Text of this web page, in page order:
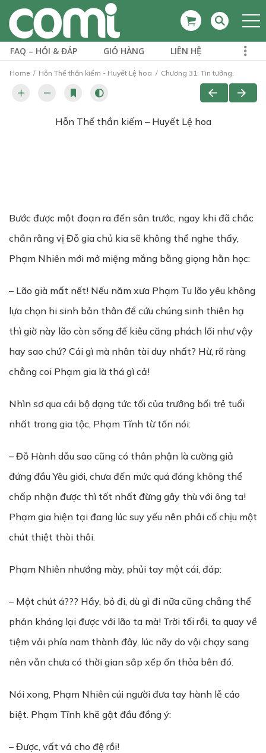
FAQ – HỎI & ĐÁP GIỎ HÀNG LIÊN HỆ
Home Hỗn Thế thần kiếm - Huyết Lệ hoa Chương 31: Tin tưởng.
Hỗn Thế thần kiếm – Huyết Lệ hoa
Bước được một đoạn ra đến sân trước, ngay khi đã chắc
chắn rằng vị Đỗ gia chủ kia sẽ không thể nghe thấy,
Phạm Nhiên mới mở miệng mắng bằng giọng hằn học:
– Lão già mất nết! Nếu năm xưa Phạm Tu lão yêu không
lựa chọn hi sinh bản thân để cứu chúng sinh thiên hạ
thì giờ này lão còn sống để kiêu căng phách lối như vậy
hay sao chứ? Cái gì mà nhân tài duy nhất? Hừ, rõ ràng
chẳng coi Phạm gia là thá gì cả!
Nhìn sơ qua cái bộ dạng tức tối của trưởng bối trẻ tuổi
nhất trong gia tộc, Phạm Tĩnh từ tốn nói:
– Đỗ Hành dẫu sao cũng có thân phận là cường giả
đứng đầu Yêu giới, chưa đến mức quá đáng không thể
chấp nhận được thì tốt nhất đừng gây thù với ông ta!
Phạm gia hiện tại đang lúc suy yếu nên phải cố chịu một
chút thiệt thòi thôi.
Phạm Nhiên nhướng mày, phủi tay một cái, đáp:
– Một chút á??? Hầy, bỏ đi, dù gì đi nữa cũng chẳng thể
phản kháng lại được với lão ta mà! Trời tối rồi, ta quay về
tiệm vải phía nam thành đây, lúc nãy do vội chạy sang
nên vẫn chưa có thời gian sắp xếp ổn thỏa bên đó.
Nói xong, Phạm Nhiên cúi người đưa tay hành lễ cáo
biệt. Phạm Tĩnh khẽ gật đầu đồng ý:
– Được, vất vả cho đệ rồi!